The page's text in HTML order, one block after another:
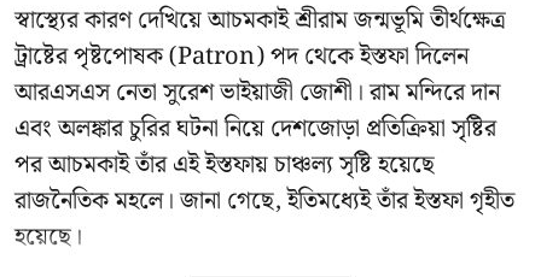
স্বাস্থ্যের কারণ দেখিয়ে আচমকাইশ্রীরাম জন্মভূমি তীর্থক্ষেত্র
ট্রাষ্টেরপৃষ্টপোষক (Patron) পদ থেকে ইস্তফা দিলেন
আরএসএস নেতা সুরেশ ভাইয়াজী জোশী। রাম মন্দিরে দান
এবং অলঙ্কার চুরির ঘটনা নিয়ে দেশজোড়া প্রতিক্রিয়া সৃষ্টির
পর আচমকাই তাঁর এই ইস্তফায় চাঞ্চল্য সৃষ্টি হয়েছে
রাজনৈতিক মহলে। জানা গেছে, ইতিমধ্যেই তাঁর ইস্তফা গৃহীত
হয়েছে।